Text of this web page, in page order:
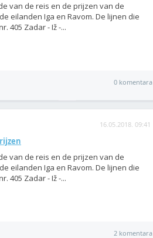
van de reis en de prijzen van de
eilanden Iga en Ravom. De lijnen die
405 Zadar - Iž -...
0 komentara
16.05.2018. 09:41
van de reis en de prijzen van de
eilanden Iga en Ravom. De lijnen die
405 Zadar - Iž -...
2 komentara